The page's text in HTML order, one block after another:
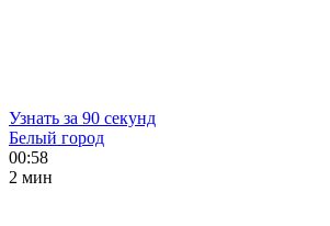
Узнать за 90 секунд
Белый город
00:58
2 мин